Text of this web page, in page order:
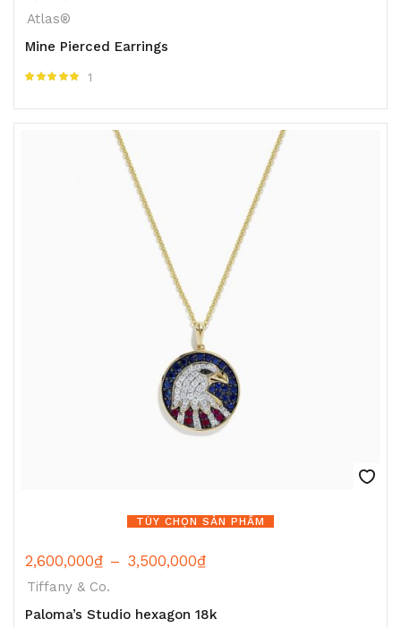
Atlas®
Mine Pierced Earrings
1
TÙY CHỌN SẢN PHẨM
2,600,000₫ – 3,500,000₫
Tiffany & Co.
Paloma’s Studio hexagon 18k